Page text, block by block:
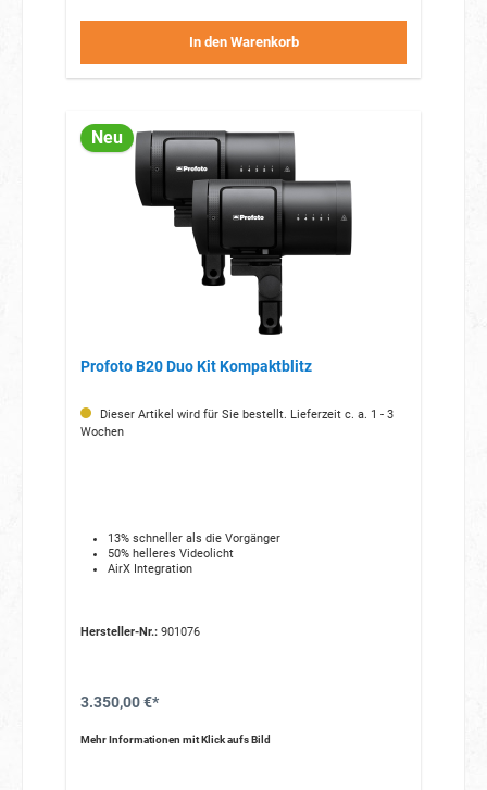
In den Warenkorb
Neu
Profoto B20 Duo Kit Kompaktblitz
Dieser Artikel wird für Sie bestellt. Lieferzeit c. a. 1 - 3
Wochen
13% schneller als die Vorgänger
50% helleres Videolicht
AirX Integration
Hersteller-Nr.:901076
3.350,00 €*
Mehr Informationen mit Klick aufs Bild